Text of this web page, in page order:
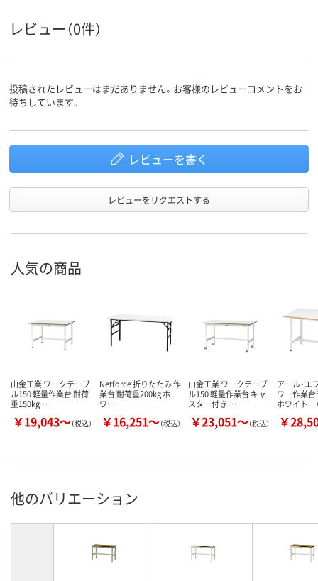
レビュー（0件）
投稿されたレビューはまだありません。お客様のレビューコメントをお
待ちしています。
レビューを書く
レビューをリクエストする
人気の商品
山金工業 ワークテーブ
ル150 軽量作業台 耐荷
重150kg…
￥19,043～（税込）
Netforce 折りたたみ 作
業台 耐荷重200kg ホ
ワ…
￥16,251～（税込）
山金工業 ワークテーブ
ル150 軽量作業台 キャ
スター付き …
￥23,051～（税込）
アール・エ
ワ 作業
ホワイト
￥
他のバリエーション